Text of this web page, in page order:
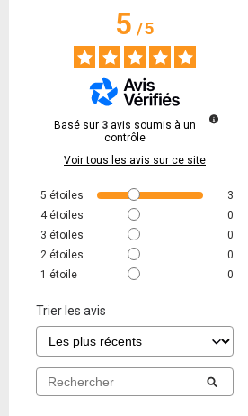
5/5
Basé sur 3 avis soumis à un
contrôle
Voir tous les avis sur ce site
5 étoiles
3
4 étoiles
0
3 étoiles
0
2 étoiles
0
1 étoile 0
Trier les avis